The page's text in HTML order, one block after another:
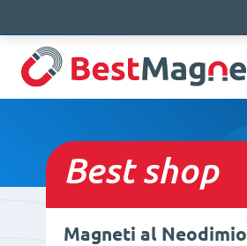
Bestshop
Magneti al Neodimio